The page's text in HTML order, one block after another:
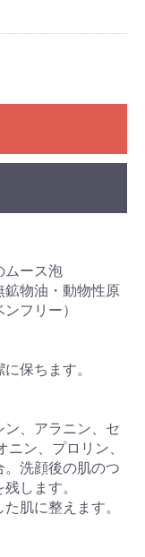
ムース泡
鉱物油・動物性原
フリー）
保ちます。
、アラニン、セ
ン、プロリン、
。洗顔後の肌のつ
します。
肌に整えます。